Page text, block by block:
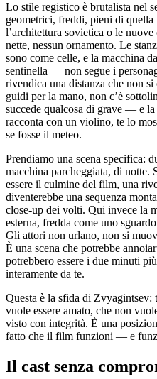
Lo stile registico è brutalista nel
geometrici, freddi, pieni di quella
l’architettura sovietica o le
nette, nessun ornamento. Le
sono come celle, e la macchina
sentinella — non segue i
rivendica una distanza che non
guidi per la mano, non c’è
succede qualcosa di grave — e
racconta con un violino, te lo
se fosse il meteo.
Prendiamo una scena specifica:
macchina parcheggiata, di notte.
essere il culmine del film, una
diventerebbe una sequenza
close-up dei volti. Qui invece la
esterna, fredda come uno
Gli attori non urlano, non si
È una scena che potrebbe
potrebbero essere i due minuti
interamente da te.
Questa è la sfida di Zvyagintsev:
vuole essere amato, che non
visto con integrità. È una
fatto che il film funzioni — e
Il cast senza